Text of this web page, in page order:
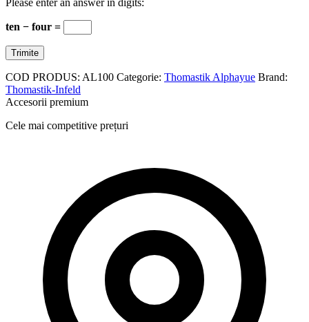
ten − four =
COD PRODUS: AL100 Categorie: Thomastik Alphayue Brand:
Thomastik-Infeld
Accesorii premium
Cele mai competitive prețuri